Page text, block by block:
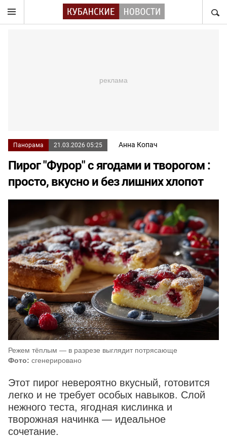
Панорама 21.03.2026 05:25 Анна Копач
Пирог "Фурор" с ягодами и творогом :
просто, вкусно и без лишних хлопот
Режем тёплым — в разрезе выглядит потрясающе
Фото: сгенерировано
Этот пирог невероятно вкусный, готовится
легко и не требует особых навыков. Слой
нежного теста, ягодная кислинка и
творожная начинка — идеальное
сочетание.